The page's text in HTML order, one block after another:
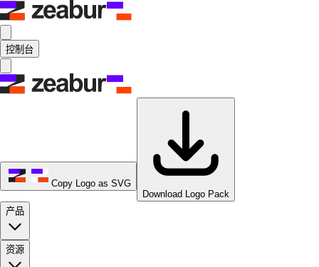
控制台
Copy Logo as SVG
Download Logo Pack
产品
资源